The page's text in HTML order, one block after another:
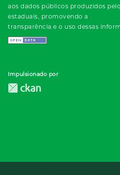
aos dados públicos produzidos
estaduais, promovendo a
transparência e o uso dessas
Impulsionado por